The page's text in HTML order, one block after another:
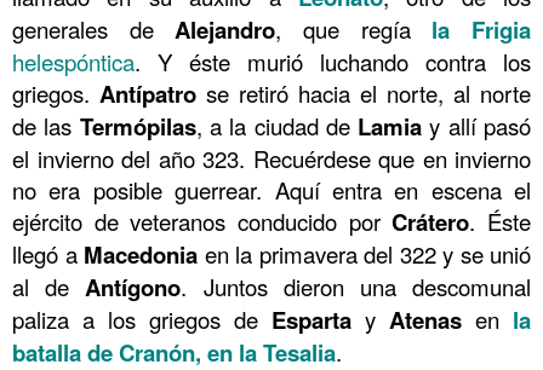
generales de Alejandro, que regía la Frigia
helespóntica. Y éste murió luchando contra los
griegos. Antípatro se retiró hacia el norte, al norte
de las Termópilas, a la ciudad de Lamia y allí pasó
el invierno del año 323. Recuérdese que en invierno
no era posible guerrear. Aquí entra en escena el
ejército de veteranos conducido porCrátero. Éste
llegó a Macedonia en la primavera del 322 y se unió
al de Antígono. Juntos dieron una descomunal
paliza a los griegos de Esparta y Atenas en la
batalla de Cranón, en la Tesalia.